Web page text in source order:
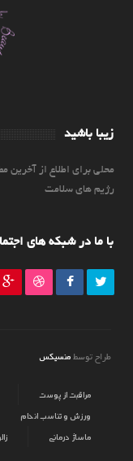
زیبا باشید
محلی برای اطلاع از
رژیم های سلامت
با ما در شبکه های
طراح توسط منسیکس
مراقبت از پوست
ورزش و تناسب اندام
ماساژ درمانی